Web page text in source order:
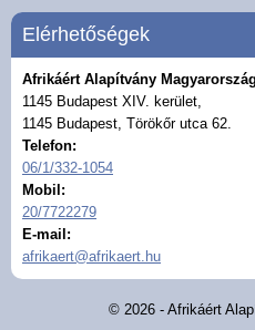
Általános Ismertető
Útjaink
Beszámolók
Egyéb Híreink
Galéria
Elérhetőségek
Afrikáért Alapítvány Magyarország
1145 Budapest XIV. kerület,
1145 Budapest, Törökőr utca 62.
Telefon:
06/1/332-1054
Mobil:
20/7722279
E-mail:
afrikaert@afrikaert.hu
© 2026 - Afrikáért